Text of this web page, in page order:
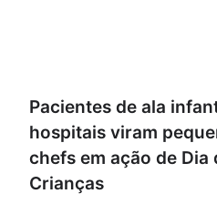
Pacientes de ala
hospitais viram
chefs em ação de Dia
Crianças